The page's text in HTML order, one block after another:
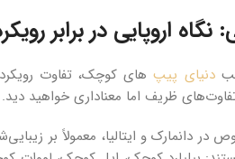
اروپایی در برابر
دنیای پیپ‌های کوچک، تفاوت
ظریف اما معناداری خواهید دید.
در دانمارک و ایتالیا، معمولاً بر